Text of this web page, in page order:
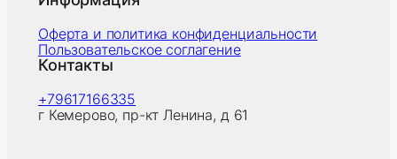
Оферта и политика конфиденциальности
Пользовательское соглагение
Контакты
+79617166335
г Кемерово, пр-кт Ленина, д 61